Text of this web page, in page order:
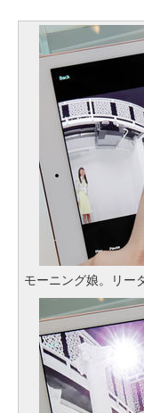
モーニング娘。リー